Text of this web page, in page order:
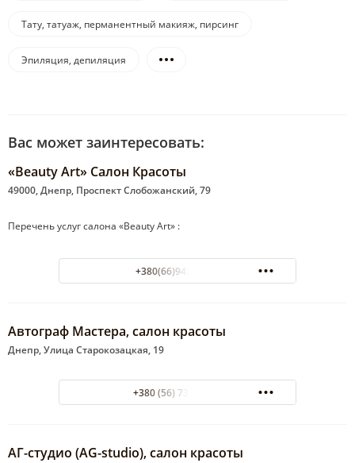
Тату, татуаж, перманентный макияж, пирсинг
Эпиляция, депиляция
Вас может заинтересовать:
«Beauty Art» Салон Красоты
49000, Днепр, Проспект Слобожанский, 79
Перечень услуг салона «Beauty Art» :
+380(66)942-05-02
Автограф Мастера, салон красоты
Днепр, Улица Старокозацкая, 19
+380 (56) 734-51-37
АГ-студио (AG-studio), салон красоты